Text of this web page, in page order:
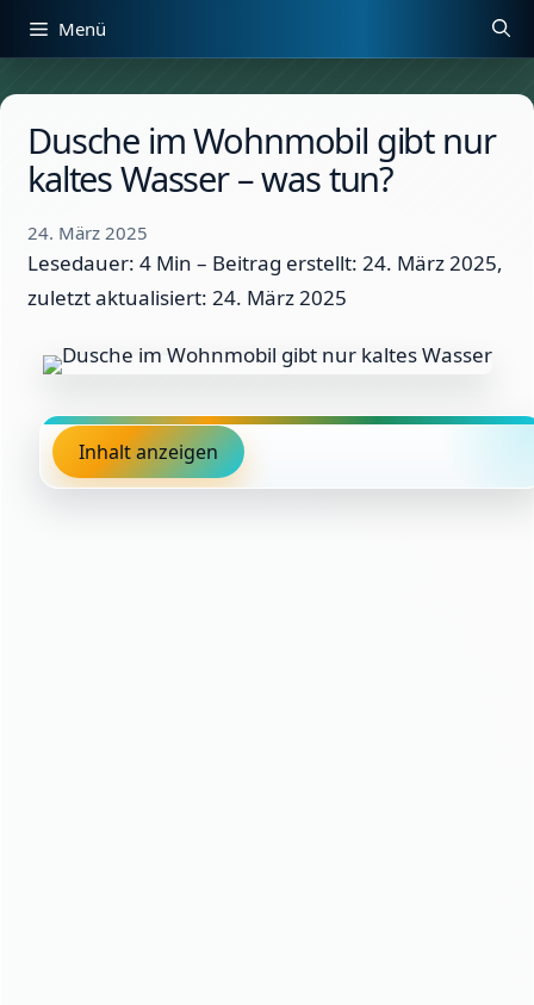
Zum
Inhalt
Menü
Dusche im Wohnmobil gibt nur
kaltes Wasser – was tun?
24. März 2025
Lesedauer: 4 Min – Beitrag erstellt: 24. März 2025,
zuletzt aktualisiert: 24. März 2025
Inhalt anzeigen